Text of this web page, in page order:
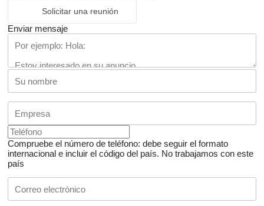
Solicitar una reunión
Enviar mensaje
Compruebe el número de teléfono: debe seguir el formato
internacional e incluir el código del país. No trabajamos con este
país